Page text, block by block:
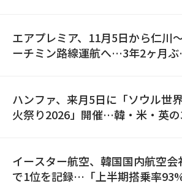
エアプレミア、11月5日から仁川
ーチミン路線運航へ…3年2ヶ月ぶ
ハンファ、来月5日に「ソウル世
火祭り2026」開催…韓・米・英の
イースター航空、韓国国内航空会
で1位を記録…「上半期搭乗率93%